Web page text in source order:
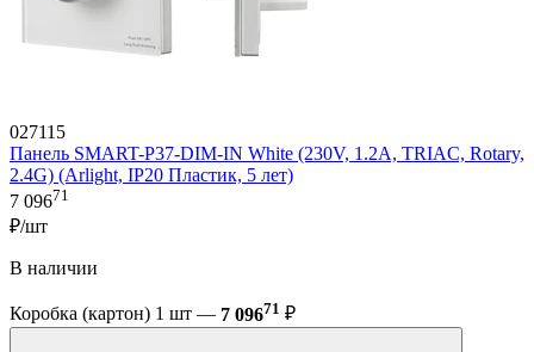
027115
Панель SMART-P37-DIM-IN White (230V, 1.2A, TRIAC, Rotary,
2.4G) (Arlight, IP20 Пластик, 5 лет)
7 09671
₽/шт
В наличии
Коробка (картон) 1 шт — 7 09671 ₽